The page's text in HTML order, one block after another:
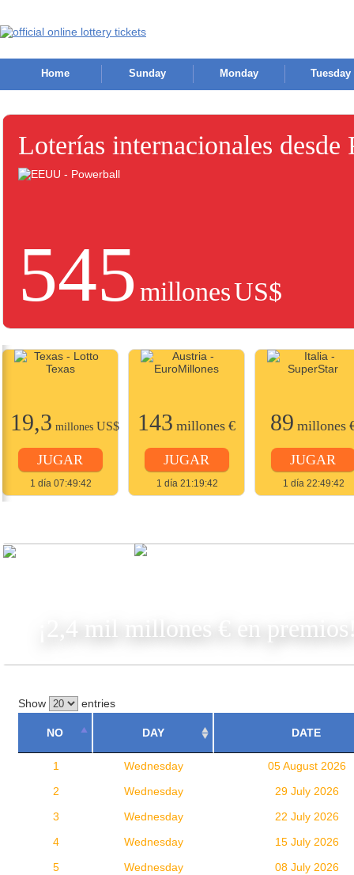
Home Sunday Monday Tuesday
Loterías internacionales desde
545 millonesUS$
19,3 millones US$
JUGAR
1 día 07:49:42
143 millones €
JUGAR
1 día 21:19:42
89 millones
JUGAR
1 día 22:49:42
¡2,4 mil millones € en
Show entries
NO DAY DATE
1 Wednesday
05 August 2026
2
Wednesday
29 July 2026
3
Wednesday
22 July 2026
4
Wednesday
15 July 2026
5
Wednesday
08 July 2026